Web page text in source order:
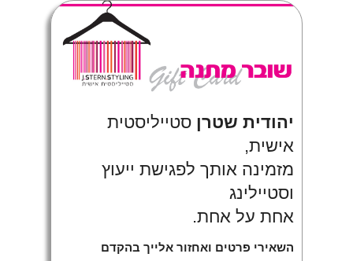
יהודית שטרן סטייליסטית
אישית,
מזמינה אותך לפגישת ייעוץ
וסטיילינג
אחת על אחת.
השאירי פרטים ואחזור אלייך בהקדם